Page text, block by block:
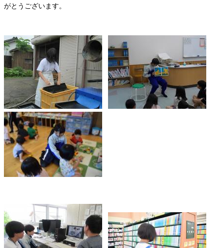
がとうございます。